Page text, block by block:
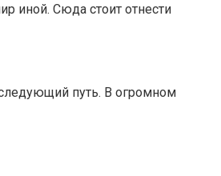
иной. Сюда стоит отнести
путь. В огромном